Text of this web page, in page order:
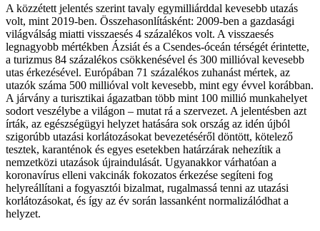
A közzétett jelentés szerint tavaly egymilliárddal kevesebb utazás
volt, mint 2019-ben. Összehasonlításként: 2009-ben a gazdasági
világválság miatti visszaesés 4 százalékos volt. A visszaesés
legnagyobb mértékben Ázsiát és a Csendes-óceán térségét érintette,
a turizmus 84 százalékos csökkenésével és 300 millióval kevesebb
utas érkezésével. Európában 71 százalékos zuhanást mértek, az
utazók száma 500 millióval volt kevesebb, mint egy évvel korábban.
A járvány a turisztikai ágazatban több mint 100 millió munkahelyet
sodort veszélybe a világon – mutat rá a szervezet. A jelentésben azt
írták, az egészségügyi helyzet hatására sok ország az idén újból
szigorúbb utazási korlátozásokat bevezetéséről döntött, kötelező
tesztek, karanténok és egyes esetekben határzárak nehezítik a
nemzetközi utazások újraindulását. Ugyanakkor várhatóan a
koronavírus elleni vakcinák fokozatos érkezése segíteni fog
helyreállítani a fogyasztói bizalmat, rugalmassá tenni az utazási
korlátozásokat, és így az év során lassanként normalizálódhat a
helyzet.